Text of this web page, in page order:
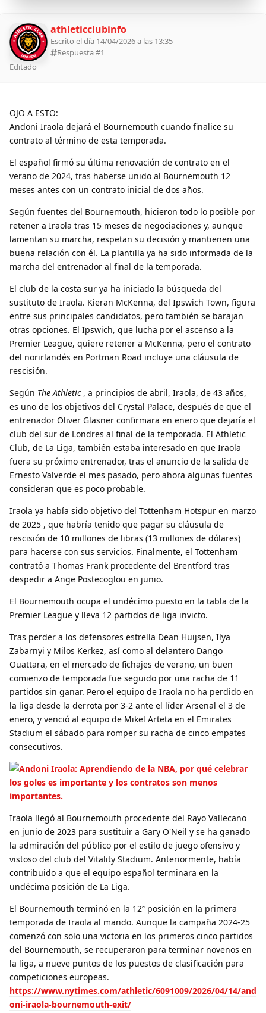
athleticclubinfo
Escrito el día 14/04/2026 a las 13:35
Respuesta #1
Editado
OJO A ESTO:
Andoni Iraola dejará el Bournemouth cuando finalice su
contrato al término de esta temporada.
El español firmó su última renovación de contrato en el
verano de 2024, tras haberse unido al Bournemouth 12
meses antes con un contrato inicial de dos años.
Según fuentes del Bournemouth, hicieron todo lo posible por
retener a Iraola tras 15 meses de negociaciones y, aunque
lamentan su marcha, respetan su decisión y mantienen una
buena relación con él. La plantilla ya ha sido informada de la
marcha del entrenador al final de la temporada.
El club de la costa sur ya ha iniciado la búsqueda del
sustituto de Iraola. Kieran McKenna, del Ipswich Town, figura
entre sus principales candidatos, pero también se barajan
otras opciones. El Ipswich, que lucha por el ascenso a la
Premier League, quiere retener a McKenna, pero el contrato
del norirlandés en Portman Road incluye una cláusula de
rescisión.
Según The Athletic, a principios de abril, Iraola, de 43 años,
es uno de los objetivos del Crystal Palace, después de que el
entrenador Oliver Glasner confirmara en enero que dejaría el
club del sur de Londres al final de la temporada. El Athletic
Club, de La Liga, también estaba interesado en que Iraola
fuera su próximo entrenador, tras el anuncio de la salida de
Ernesto Valverde el mes pasado, pero ahora algunas fuentes
consideran que es poco probable.
Iraola ya había sido objetivo del Tottenham Hotspur en marzo
de 2025 , que habría tenido que pagar su cláusula de
rescisión de 10 millones de libras (13 millones de dólares)
para hacerse con sus servicios. Finalmente, el Tottenham
contrató a Thomas Frank procedente del Brentford tras
despedir a Ange Postecoglou en junio.
El Bournemouth ocupa el undécimo puesto en la tabla de la
Premier League y lleva 12 partidos de liga invicto.
Tras perder a los defensores estrella Dean Huijsen, Ilya
Zabarnyi y Milos Kerkez, así como al delantero Dango
Ouattara, en el mercado de fichajes de verano, un buen
comienzo de temporada fue seguido por una racha de 11
partidos sin ganar. Pero el equipo de Iraola no ha perdido en
la liga desde la derrota por 3-2 ante el líder Arsenal el 3 de
enero, y venció al equipo de Mikel Arteta en el Emirates
Stadium el sábado para romper su racha de cinco empates
consecutivos.
Iraola llegó al Bournemouth procedente del Rayo Vallecano
en junio de 2023 para sustituir a Gary O'Neil y se ha ganado
la admiración del público por el estilo de juego ofensivo y
vistoso del club del Vitality Stadium. Anteriormente, había
contribuido a que el equipo español terminara en la
undécima posición de La Liga.
El Bournemouth terminó en la 12ª posición en la primera
temporada de Iraola al mando. Aunque la campaña 2024-25
comenzó con solo una victoria en los primeros cinco partidos
del Bournemouth, se recuperaron para terminar novenos en
la liga, a nueve puntos de los puestos de clasificación para
competiciones europeas.
https://www.nytimes.com/athletic/6091009/2026/04/14/and
oni-iraola-bournemouth-exit/